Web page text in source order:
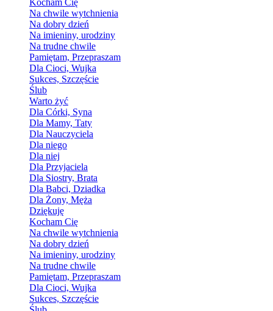
Kocham Cię
Na chwile wytchnienia
Na dobry dzień
Na imieniny, urodziny
Na trudne chwile
Pamiętam, Przepraszam
Dla Cioci, Wujka
Sukces, Szczęście
Ślub
Warto żyć
Dla Córki, Syna
Dla Mamy, Taty
Dla Nauczyciela
Dla niego
Dla niej
Dla Przyjaciela
Dla Siostry, Brata
Dla Babci, Dziadka
Dla Żony, Męża
Dziękuję
Kocham Cię
Na chwile wytchnienia
Na dobry dzień
Na imieniny, urodziny
Na trudne chwile
Pamiętam, Przepraszam
Dla Cioci, Wujka
Sukces, Szczęście